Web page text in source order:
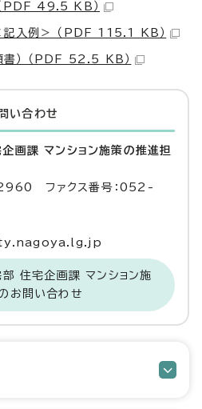
PDF 49.5 KB）
記入例＞ （PDF 115.1 KB）
書） （PDF 52.5 KB）
い合わせ
画課 マンション施策の推進担
ファクス番号：052-
住宅企画課 マンション施
お問い合わせ